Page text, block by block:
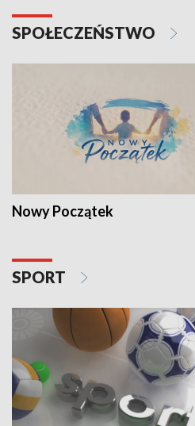
SPOŁECZEŃSTWO
Nowy Początek
SPORT